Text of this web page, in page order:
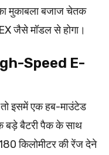
मुकाबला बजाज चेतक
जैसे मॉडल से होगा।
Speed E-
इसमें एक हब-माउंटेड
बड़े बैटरी पैक के साथ
किलोमीटर की रेंज देने